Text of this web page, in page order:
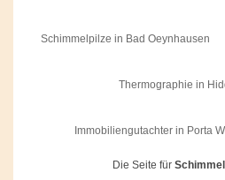
Schimmelpilze in Bad Oeynhausen
Thermographie in
Immobiliengutachter in Porta
Die Seite für